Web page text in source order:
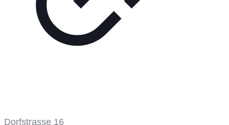
Dorfstrasse 16